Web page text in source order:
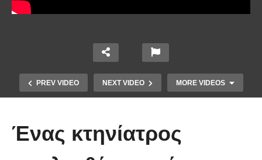
PREV VIDEO NEXT VIDEO MORE VIDEOS
Ένας κτηνίατρος